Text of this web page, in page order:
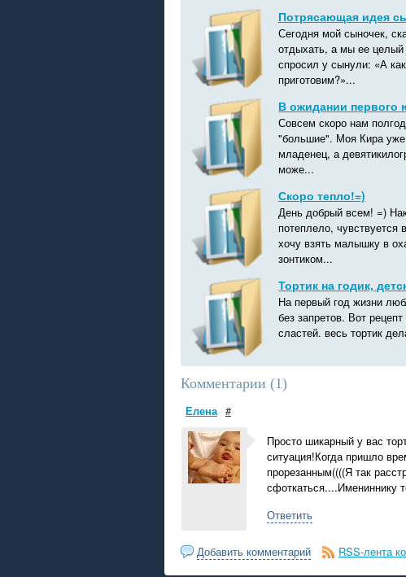
Потрясающая идея
Сегодня мой сыночек,
отдыхать, а мы ее
спросил у сынули: «А
приготовим?»...
В ожидании первого
Совсем скоро нам
"большие". Моя Кира уже
младенец, а
може...
Скоро тепло!=)
День добрый всем! =)
потеплело, чувствуется
хочу взять малышку в
зонтиком...
Тортик на годик,
На первый год жизни
без запретов. Вот
сластей. весь тортик
Комментарии (1)
Елена #
Просто шикарный у вас
ситуация!Когда пришло
прорезанным((((Я так
сфоткаться....Имениннику
Ответить
Добавить комментарий RSS-лента